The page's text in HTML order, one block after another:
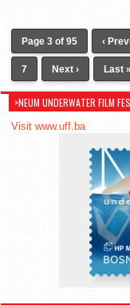
Page 3 of 95 ‹
7 Next › Last »
>NEUM UNDERWATER FILM
Visit www.uff.ba